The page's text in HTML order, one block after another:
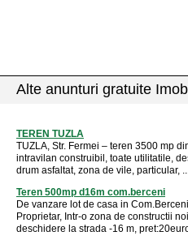
Alte anunturi gratuite
TEREN TUZLA
TUZLA, Str. Fermei – teren 3500 mp
intravilan construibil, toate utilitatile,
drum asfaltat, zona de vile, particular,
Teren 500mp d16m com.berceni
De vanzare lot de casa in
Proprietar, Intr-o zona de constructii
deschidere la strada -16 m,